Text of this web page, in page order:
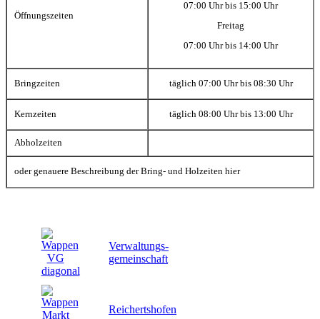
Öffnungszeiten
07:00 Uhr bis 15:00 Uhr
Freitag
07:00 Uhr bis 14:00 Uhr
Bringzeiten täglich 07:00 Uhr bis 08:30 Uhr
Kernzeiten täglich 08:00 Uhr bis 13:00 Uhr
Abholzeiten
oder genauere Beschreibung der Bring- und Holzeiten hier
Verwaltungs-
gemeinschaft
Reichertshofen